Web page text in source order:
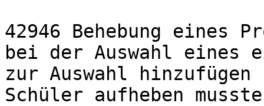
42946 Behebung eines
bei der Auswahl eines
zur Auswahl
Schüler aufheben